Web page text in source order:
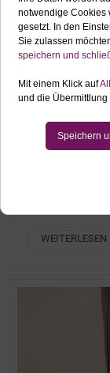
MAI
21
PERSONAL
WEITERLESEN